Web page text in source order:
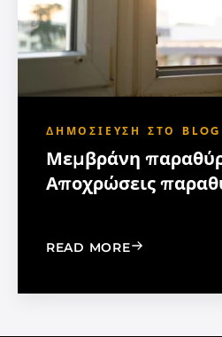
ΔΗΜΟΣΊΕΥΣΗ ΣΤΟ BLOG
Μεμβράνη
Αποχρώσεις
READ MORE: WINDOW